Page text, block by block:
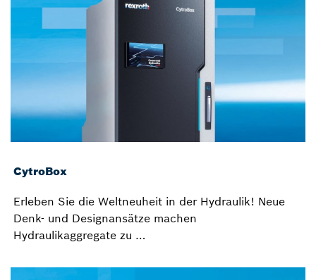
CytroBox
Erleben Sie die Weltneuheit in der Hydraulik! Neue
Denk- und Designansätze machen
Hydraulikaggregate zu …